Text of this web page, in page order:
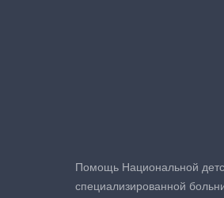
Помощь Национальной
специализированной